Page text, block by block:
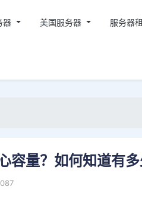
器 美国服务器 服务器
容量？如何知道有